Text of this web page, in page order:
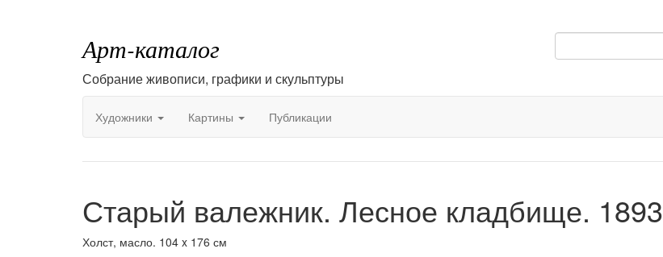
Арт-каталог
Собрание живописи, графики и скульптуры
Художники Картины Публикации
Старый валежник. Лесное кладбище. 1893
Холст, масло. 104 x 176 см